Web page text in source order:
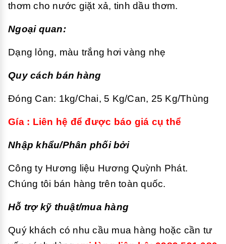
thơm cho nước giặt xả, tinh dầu thơm.
Ngoại quan:
Dạng lỏng, màu trắng hơi vàng nhẹ
Quy cách bán hàng
Đóng Can: 1kg/Chai, 5 Kg/Can, 25 Kg/Thùng
Gía : Liên hệ để được báo giá cụ thể
Nhập khẩu/Phân phối bởi
Công ty Hương liệu Hương Quỳnh Phát.
Chúng tôi bán hàng trên toàn quốc.
Hỗ trợ kỹ thuật/mua hàng
Quý khách có nhu cầu mua hàng hoặc cần tư